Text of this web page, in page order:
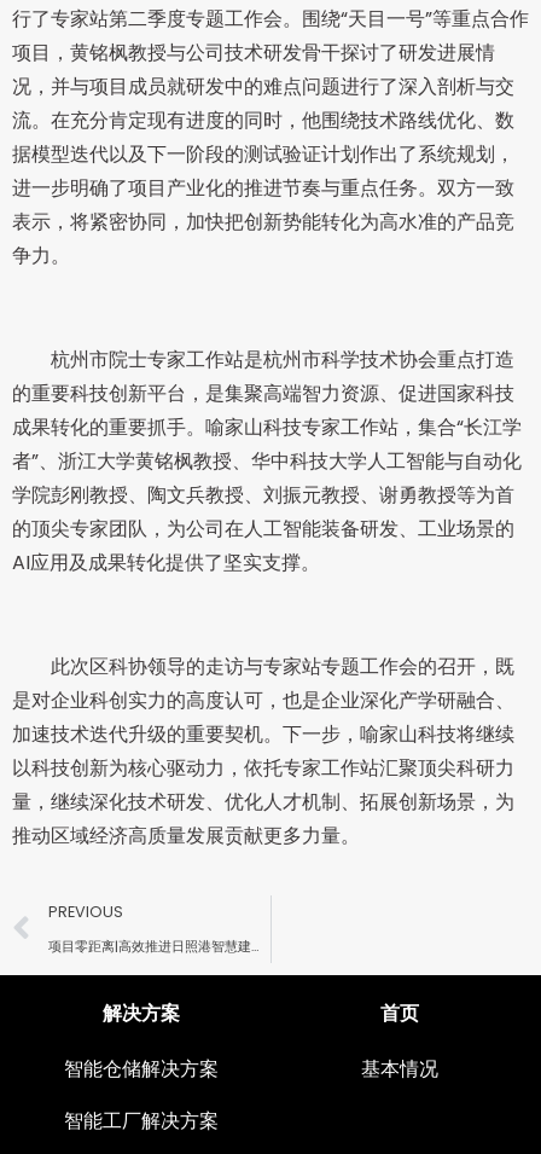
行了专家站第二季度专题工作会。围绕“天目一号”等重点合作
项目，黄铭枫教授与公司技术研发骨干探讨了研发进展情
况，并与项目成员就研发中的难点问题进行了深入剖析与交
流。在充分肯定现有进度的同时，他围绕技术路线优化、数
据模型迭代以及下一阶段的测试验证计划作出了系统规划，
进一步明确了项目产业化的推进节奏与重点任务。双方一致
表示，将紧密协同，加快把创新势能转化为高水准的产品竞
争力。
杭州市院士专家工作站是杭州市科学技术协会重点打造
的重要科技创新平台，是集聚高端智力资源、促进国家科技
成果转化的重要抓手。喻家山科技专家工作站，集合“长江学
者”、浙江大学黄铭枫教授、华中科技大学人工智能与自动化
学院彭刚教授、陶文兵教授、刘振元教授、谢勇教授等为首
的顶尖专家团队，为公司在人工智能装备研发、工业场景的
AI应用及成果转化提供了坚实支撑。
此次区科协领导的走访与专家站专题工作会的召开，既
是对企业科创实力的高度认可，也是企业深化产学研融合、
加速技术迭代升级的重要契机。下一步，喻家山科技将继续
以科技创新为核心驱动力，依托专家工作站汇聚顶尖科研力
量，继续深化技术研发、优化人才机制、拓展创新场景，为
推动区域经济高质量发展贡献更多力量。
PREVIOUS
项目零距离|高效推进日照港智慧建设，全力助力培育新质生产力
解决方案
智能仓储解决方案
智能工厂解决方案
首页
基本情况